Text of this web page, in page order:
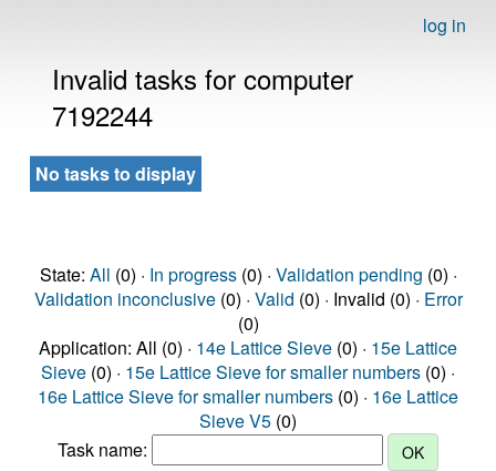
log in
Invalid tasks for computer
7192244
No tasks to display
State: All (0) · In progress(0) · Validation pending (0) ·
Validation inconclusive(0) · Valid (0) · Invalid (0) · Error
(0)
Application: All (0) · 14e Lattice Sieve (0) · 15e Lattice
Sieve (0) · 15e Lattice Sieve for smaller numbers (0) ·
16e Lattice Sieve for smaller numbers (0) · 16e Lattice
Sieve V5 (0)
Task name: